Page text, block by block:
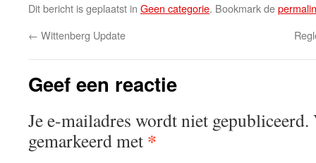
Dit bericht is geplaatst in Geen categorie. Bookmark de
← Wittenberg Update
Geef een reactie
Je e-mailadres wordt niet gepubliceerd.
gemarkeerd met *